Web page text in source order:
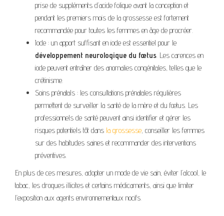
prise de suppléments d’acide folique avant la conception et
pendant les premiers mois de la grossesse est fortement
recommandée pour toutes les femmes en âge de procréer.
Iode : un apport suffisant en iode est essentiel pour le
développement neurologique du fœtus. Les carences en
iode peuvent entraîner des anomalies congénitales, telles que le
crétinisme.
Soins prénatals : les consultations prénatales régulières
permettent de surveiller la santé de la mère et du fœtus. Les
professionnels de santé peuvent ainsi identifier et gérer les
risques potentiels tôt dans la grossesse, conseiller les femmes
sur des habitudes saines et recommander des interventions
préventives.
En plus de ces mesures, adopter un mode de vie sain, éviter l’alcool, le
tabac, les drogues illicites et certains médicaments, ainsi que limiter
l’exposition aux agents environnementaux nocifs.